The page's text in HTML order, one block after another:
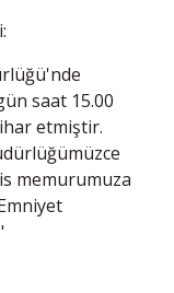
saat 15.00
etmiştir.
memurumuza